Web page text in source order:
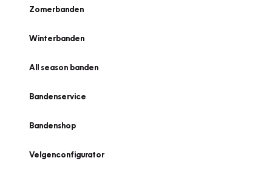
Zomerbanden
Winterbanden
All season banden
Bandenservice
Bandenshop
Velgenconfigurator